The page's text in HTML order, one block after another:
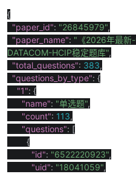
{
"paper_id": "26845979",
"paper_name": " 《2026年最新-
DATACOM-HCIP稳定题库",
"total_questions": 383,
"questions_by_type": {
"1": {
"name": "单选题",
"count": 113,
"questions": [
{
"id": "6522220923",
"uid": "18041059",